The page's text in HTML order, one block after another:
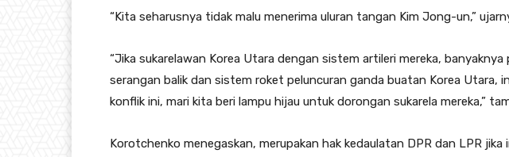
“Kita seharusnya tidak malu menerima uluran tangan Kim Jong-un,”
“Jika sukarelawan Korea Utara dengan sistem artileri mereka,
serangan balik dan sistem roket peluncuran ganda buatan Korea Utara,
konflik ini, mari kita beri lampu hijau untuk dorongan sukarela mereka,”
Korotchenko menegaskan, merupakan hak kedaulatan DPR dan LPR